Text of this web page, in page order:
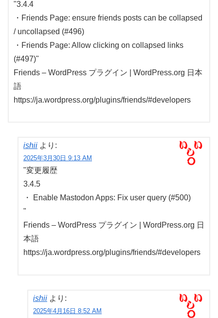
"3.4.4
・Friends Page: ensure friends posts can be collapsed
/ uncollapsed (#496)
・Friends Page: Allow clicking on collapsed links
(#497)"
Friends – WordPress プラグイン | WordPress.org 日本
語
https://ja.wordpress.org/plugins/friends/#developers
ishii より:
2025年3月30日 9:13 AM
"変更履歴
3.4.5
・ Enable Mastodon Apps: Fix user query (#500)
"
Friends – WordPress プラグイン | WordPress.org 日
本語
https://ja.wordpress.org/plugins/friends/#developers
ishii より:
2025年4月16日 8:52 AM